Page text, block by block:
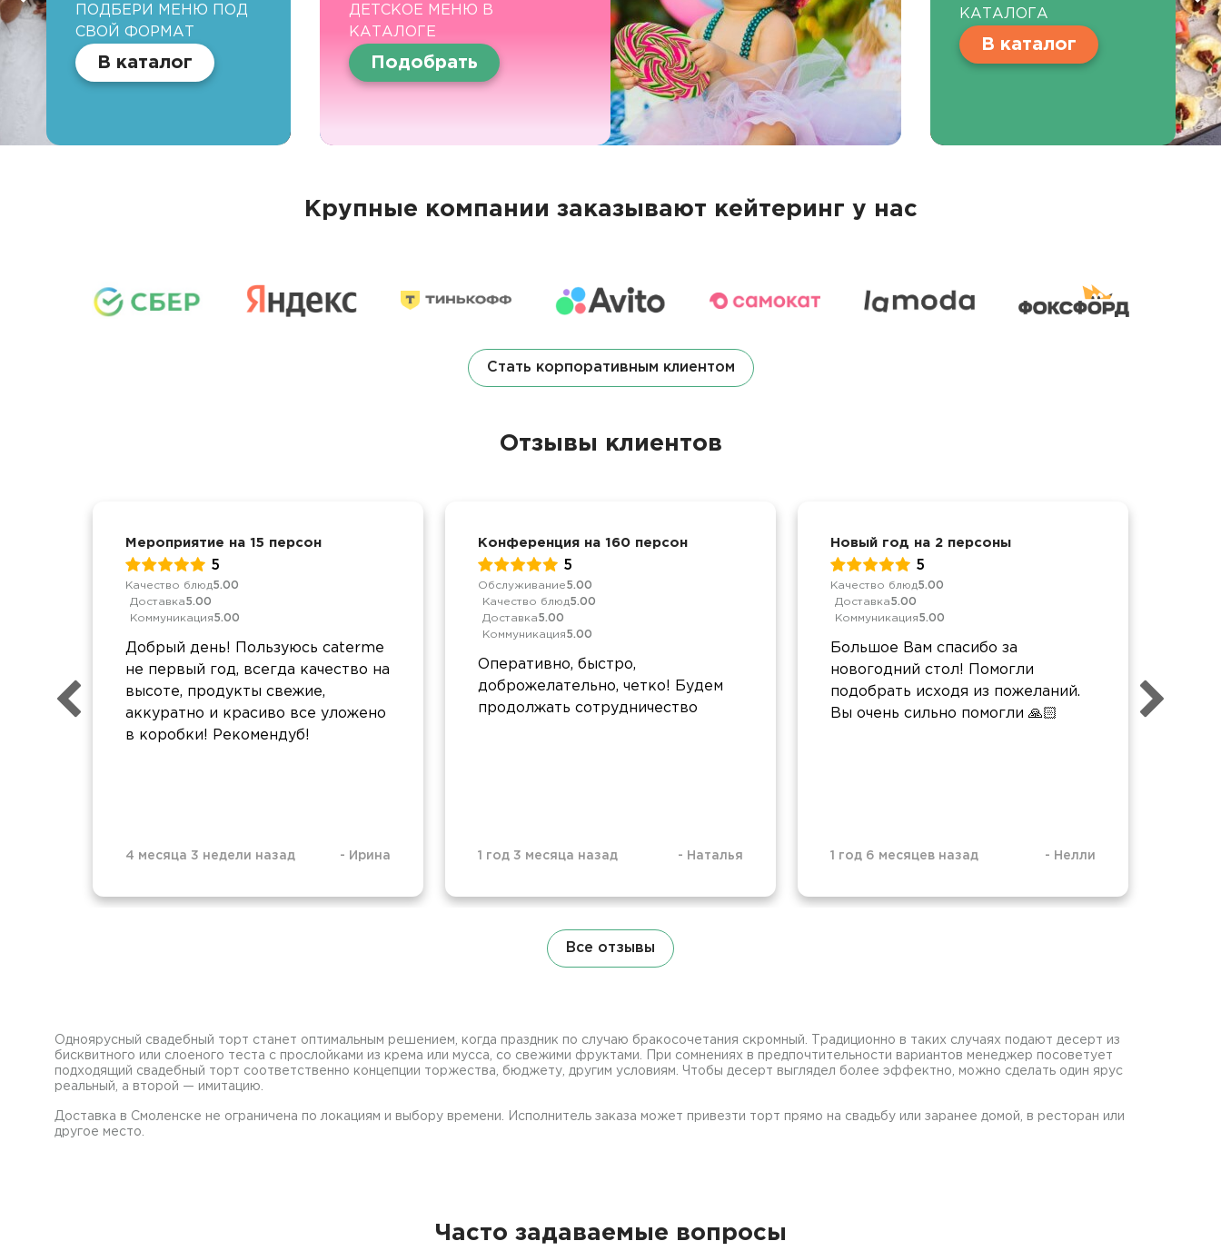
ПОДБЕРИ МЕНЮ ПОД
СВОЙ ФОРМАТ
В каталог
ДЕТСКОЕ МЕНЮ В
КАТАЛОГЕ
Подобрать
КАТАЛОГА
В каталог
Крупные компании заказывают кейтеринг у нас
Стать корпоративным клиентом
Отзывы клиентов
Мероприятие на 15 персон
5
Качество блюд5.00
Доставка5.00
Коммуникация5.00
Добрый день! Пользуюсь caterme
не первый год, всегда качество на
высоте, продукты свежие,
аккуратно и красиво все уложено
в коробки! Рекомендуб!
4 месяца 3 недели назад - Ирина
Конференция на 160 персон
5
Обслуживание5.00
Качество блюд5.00
Доставка5.00
Коммуникация5.00
Оперативно, быстро,
доброжелательно, четко! Будем
продолжать сотрудничество
1 год 3 месяца назад - Наталья
Новый год на 2 персоны
5
Качество блюд5.00
Доставка5.00
Коммуникация5.00
Большое Вам спасибо за
новогодний стол! Помогли
подобрать исходя из пожеланий.
Вы очень сильно помогли 🙏🏻
1 год 6 месяцев назад - Нелли
Все отзывы
Одноярусный свадебный торт станет оптимальным решением, когда праздник по случаю бракосочетания скромный. Традиционно в таких случаях подают десерт из
бисквитного или слоеного теста с прослойками из крема или мусса, со свежими фруктами. При сомнениях в предпочтительности вариантов менеджер посоветует
подходящий свадебный торт соответственно концепции торжества, бюджету, другим условиям. Чтобы десерт выглядел более эффектно, можно сделать один ярус
реальный, а второй — имитацию.
Доставка в Смоленске не ограничена по локациям и выбору времени. Исполнитель заказа может привезти торт прямо на свадьбу или заранее домой, в ресторан или
другое место.
Часто задаваемые вопросы